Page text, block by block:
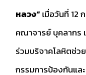
หลวง”เมื่อวันที่ 12
คณาจารย์ บุคลากร
ร่วมบริจาคโลหิตช่
กรรมการป้องกันแล